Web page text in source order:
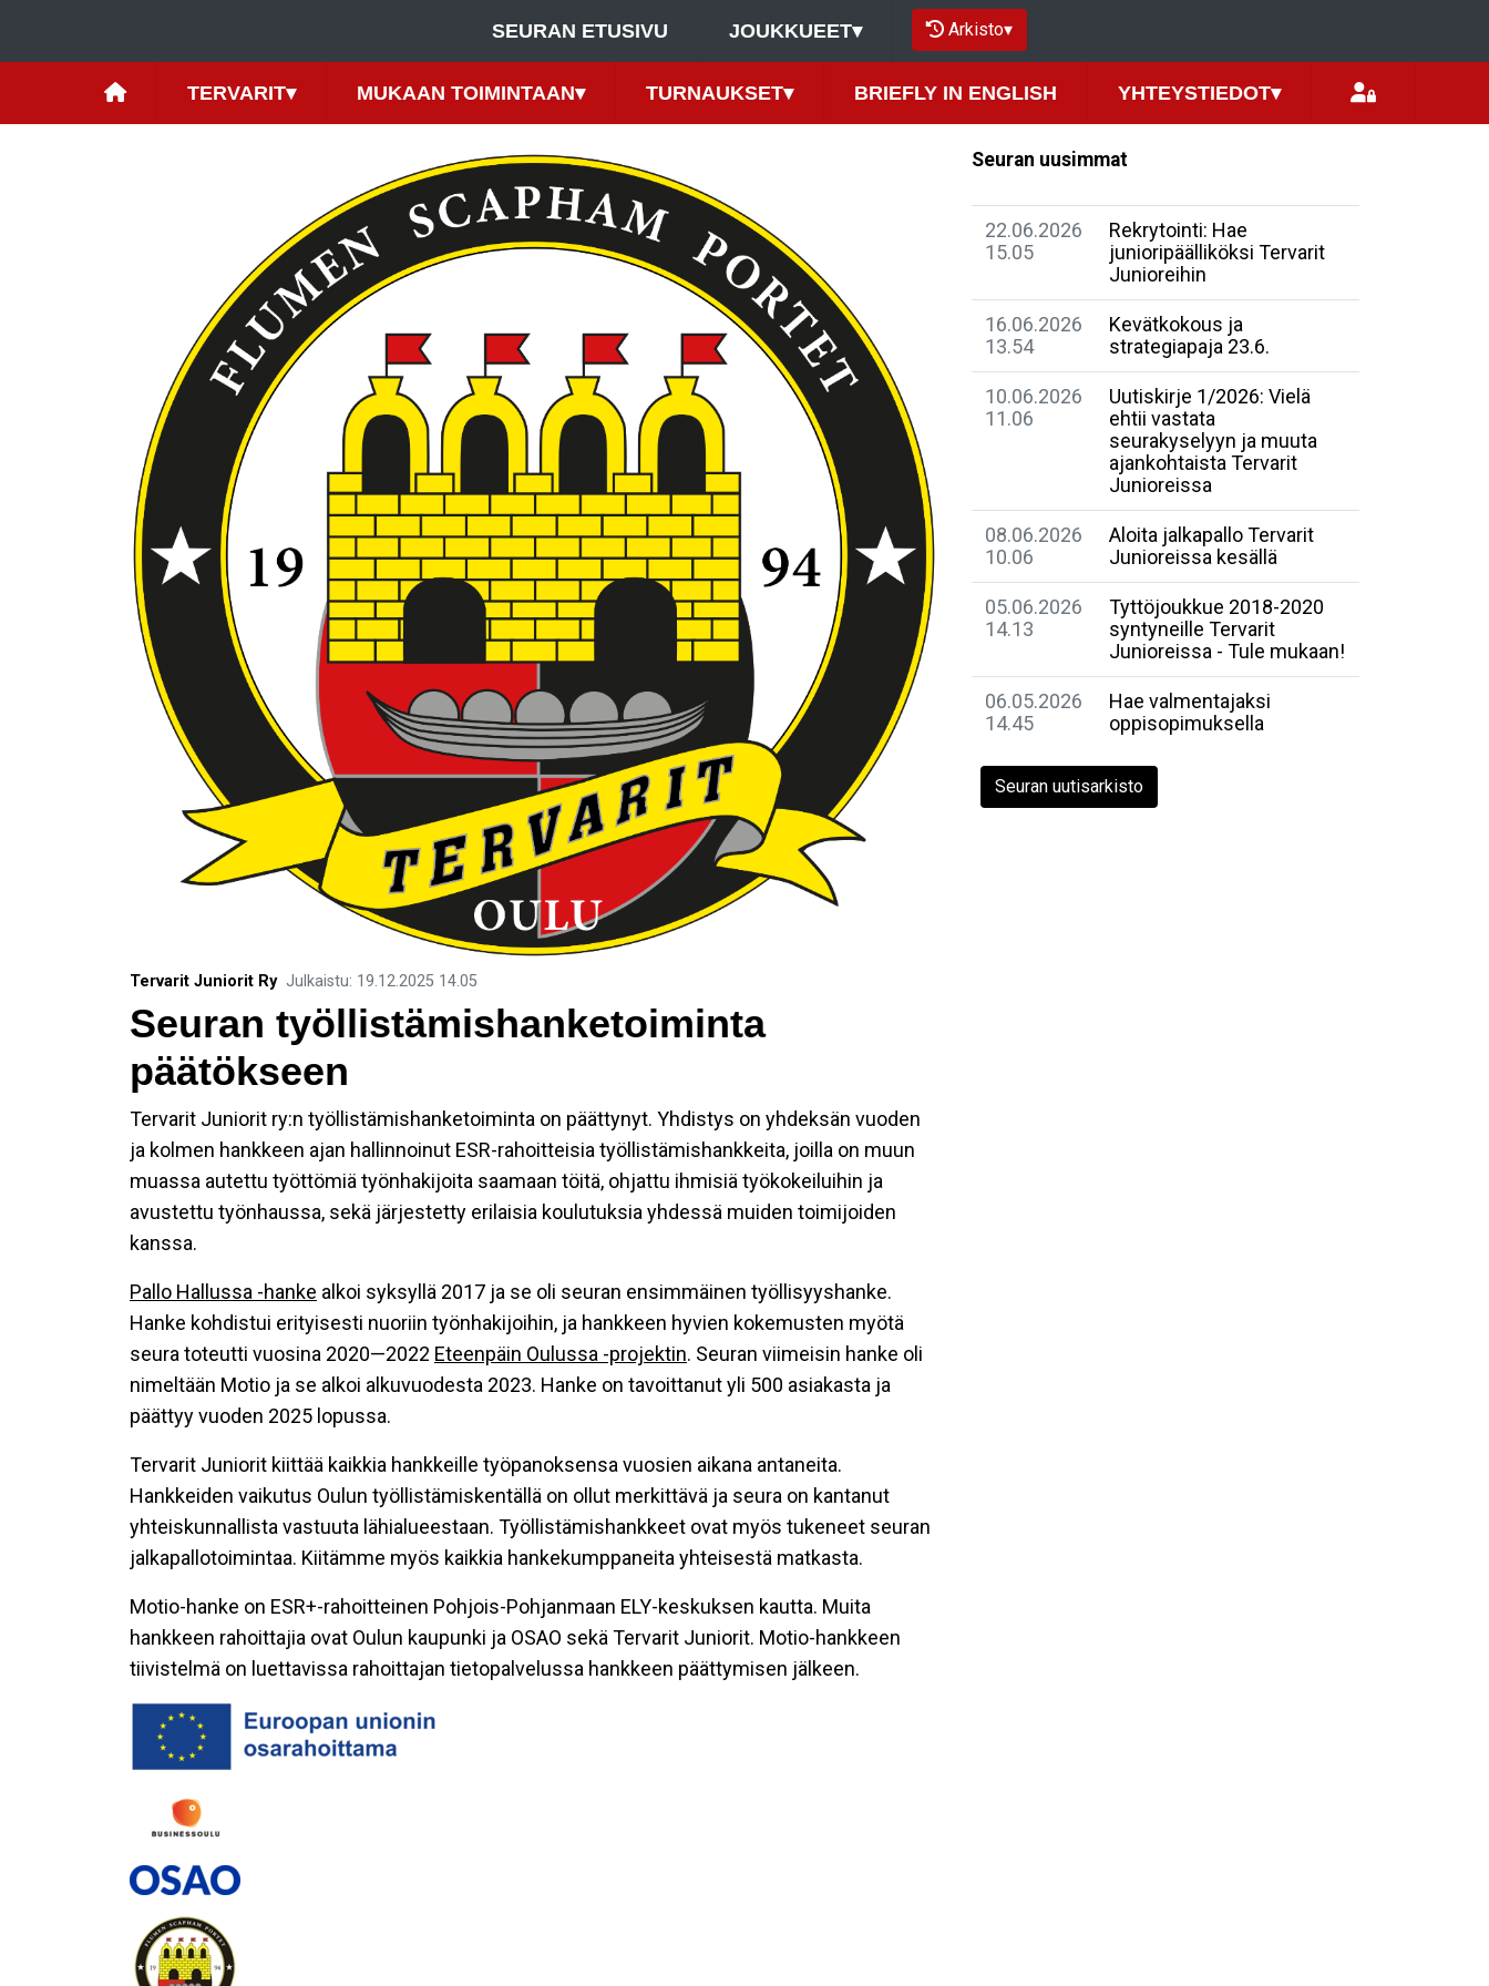
SEURAN ETUSIVU JOUKKUEET▾ Arkisto▾
TERVARIT▾ MUKAAN TOIMINTAAN▾ TURNAUKSET▾ BRIEFLY IN ENGLISH YHTEYSTIEDOT▾
Tervarit Juniorit Ry Julkaistu: 19.12.2025 14.05
Seuran työllistämishanketoiminta
päätökseen
Tervarit Juniorit ry:n työllistämishanketoiminta on päättynyt. Yhdistys on yhdeksän vuoden
ja kolmen hankkeen ajan hallinnoinut ESR-rahoitteisia työllistämishankkeita, joilla on muun
muassa autettu työttömiä työnhakijoita saamaan töitä, ohjattu ihmisiä työkokeiluihin ja
avustettu työnhaussa, sekä järjestetty erilaisia koulutuksia yhdessä muiden toimijoiden
kanssa.
Pallo Hallussa -hanke alkoi syksyllä 2017 ja se oli seuran ensimmäinen työllisyyshanke.
Hanke kohdistui erityisesti nuoriin työnhakijoihin, ja hankkeen hyvien kokemusten myötä
seura toteutti vuosina 2020—2022 Eteenpäin Oulussa -projektin. Seuran viimeisin hanke oli
nimeltään Motio ja se alkoi alkuvuodesta 2023. Hanke on tavoittanut yli 500 asiakasta ja
päättyy vuoden 2025 lopussa.
Tervarit Juniorit kiittää kaikkia hankkeille työpanoksensa vuosien aikana antaneita.
Hankkeiden vaikutus Oulun työllistämiskentällä on ollut merkittävä ja seura on kantanut
yhteiskunnallista vastuuta lähialueestaan. Työllistämishankkeet ovat myös tukeneet seuran
jalkapallotoimintaa. Kiitämme myös kaikkia hankekumppaneita yhteisestä matkasta.
Motio-hanke on ESR+-rahoitteinen Pohjois-Pohjanmaan ELY-keskuksen kautta. Muita
hankkeen rahoittajia ovat Oulun kaupunki ja OSAO sekä Tervarit Juniorit. Motio-hankkeen
tiivistelmä on luettavissa rahoittajan tietopalvelussa hankkeen päättymisen jälkeen.
Seuran uusimmat
22.06.2026
15.05
Rekrytointi: Hae
junioripäälliköksi Tervarit
Junioreihin
16.06.2026
13.54
Kevätkokous ja
strategiapaja 23.6.
10.06.2026
11.06
Uutiskirje 1/2026: Vielä
ehtii vastata
seurakyselyyn ja muuta
ajankohtaista Tervarit
Junioreissa
08.06.2026
10.06
Aloita jalkapallo Tervarit
Junioreissa kesällä
05.06.2026
14.13
Tyttöjoukkue 2018-2020
syntyneille Tervarit
Junioreissa - Tule mukaan!
06.05.2026
14.45
Hae valmentajaksi
oppisopimuksella
Seuran uutisarkisto